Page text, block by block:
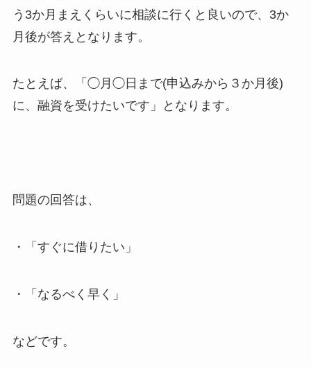
う3か月まえくらいに相談に行くと良いので、3か
月後が答えとなります。
たとえば、「◯月◯日まで(申込みから３か月後)
に、融資を受けたいです」となります。
問題の回答は、
・「すぐに借りたい」
・「なるべく早く」
などです。